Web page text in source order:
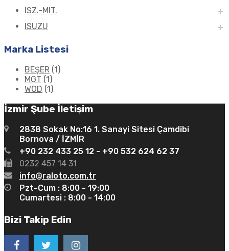
ISZ.-MIT.
ISUZU
Marka Listesi
BEŞER (1)
MGT (1)
WOD (1)
İzmir Şube İletişim
2838 Sokak No:16 1. Sanayi Sitesi Çamdibi
Bornova / İZMİR
+90 232 433 25 12 - +90 532 624 62 37
0232 457 14 31
info@raloto.com.tr
Pzt-Cum : 8:00 - 19:00
Cumartesi : 8:00 - 14:00
Bizi Takip Edin